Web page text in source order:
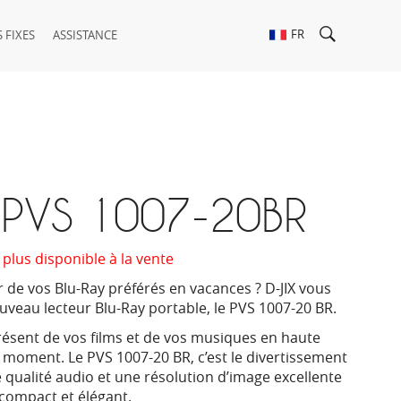
FIXES ASSISTANCE FR
1007-20BR
disponible à la vente
vos Blu-Ray préférés en vacances ? D-JIX vous
lecteur Blu-Ray portable, le PVS 1007-20 BR.
de vos films et de vos musiques en haute
Le PVS 1007-20 BR, c’est le divertissement
qualité audio et une résolution d’image excellente
et élégant.